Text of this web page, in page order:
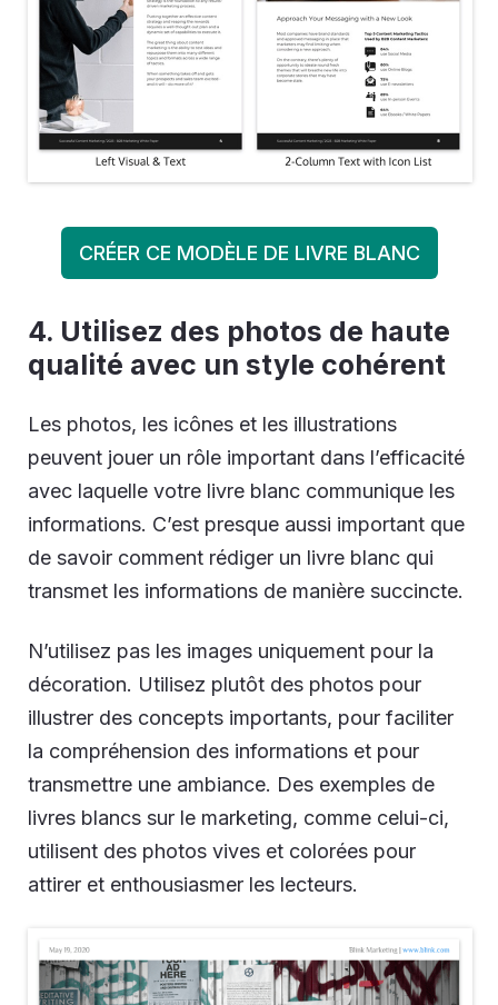
CRÉER CE MODÈLE DE LIVRE BLANC
4. Utilisez des photos de haute
qualité avec un style cohérent
Les photos, les icônes et les illustrations
peuvent jouer un rôle important dans l’efficacité
avec laquelle votre livre blanc communique les
informations. C’est presque aussi important que
de savoir comment rédiger un livre blanc qui
transmet les informations de manière succincte.
N’utilisez pas les images uniquement pour la
décoration. Utilisez plutôt des photos pour
illustrer des concepts importants, pour faciliter
la compréhension des informations et pour
transmettre une ambiance. Des exemples de
livres blancs sur le marketing, comme celui-ci,
utilisent des photos vives et colorées pour
attirer et enthousiasmer les lecteurs.